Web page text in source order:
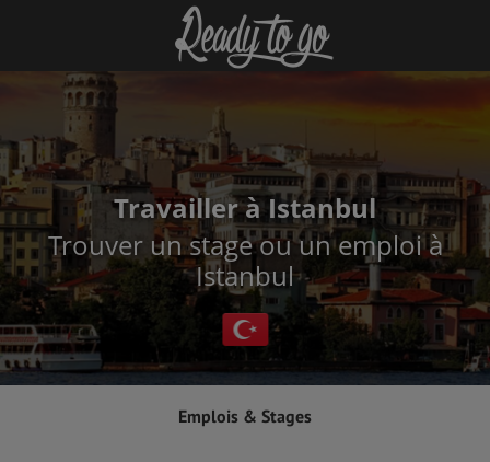
Travailler à Istanbul
Trouver un stage ou un emploi à
Istanbul
Emplois & Stages